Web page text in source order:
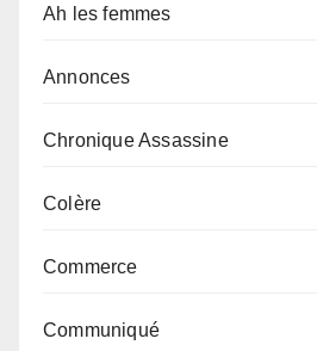
Ah les femmes
Annonces
Chronique Assassine
Colère
Commerce
Communiqué